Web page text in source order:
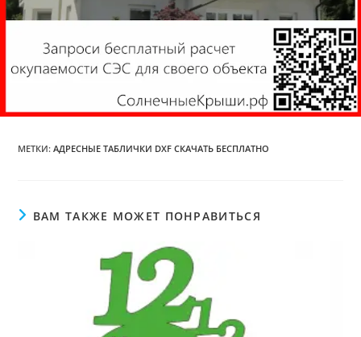
МЕТКИ:АДРЕСНЫЕ ТАБЛИЧКИ DXF СКАЧАТЬ БЕСПЛАТНО
ВАМ ТАКЖЕ МОЖЕТ ПОНРАВИТЬСЯ